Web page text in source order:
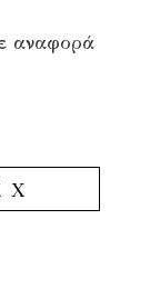
αναφορά
X